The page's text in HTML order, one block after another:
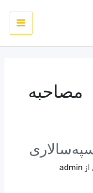
مصاحبه
admin